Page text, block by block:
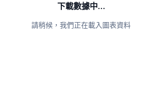
下載數據中...
請稍候，我們正在載入圖表資料